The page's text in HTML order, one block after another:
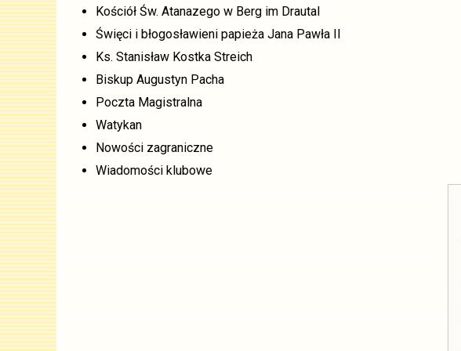
Kościół Św. Atanazego w Berg im Drautal
Święci i błogosławieni papieża Jana Pawła II
Ks. Stanisław Kostka Streich
Biskup Augustyn Pacha
Poczta Magistralna
Watykan
Nowości zagraniczne
Wiadomości klubowe